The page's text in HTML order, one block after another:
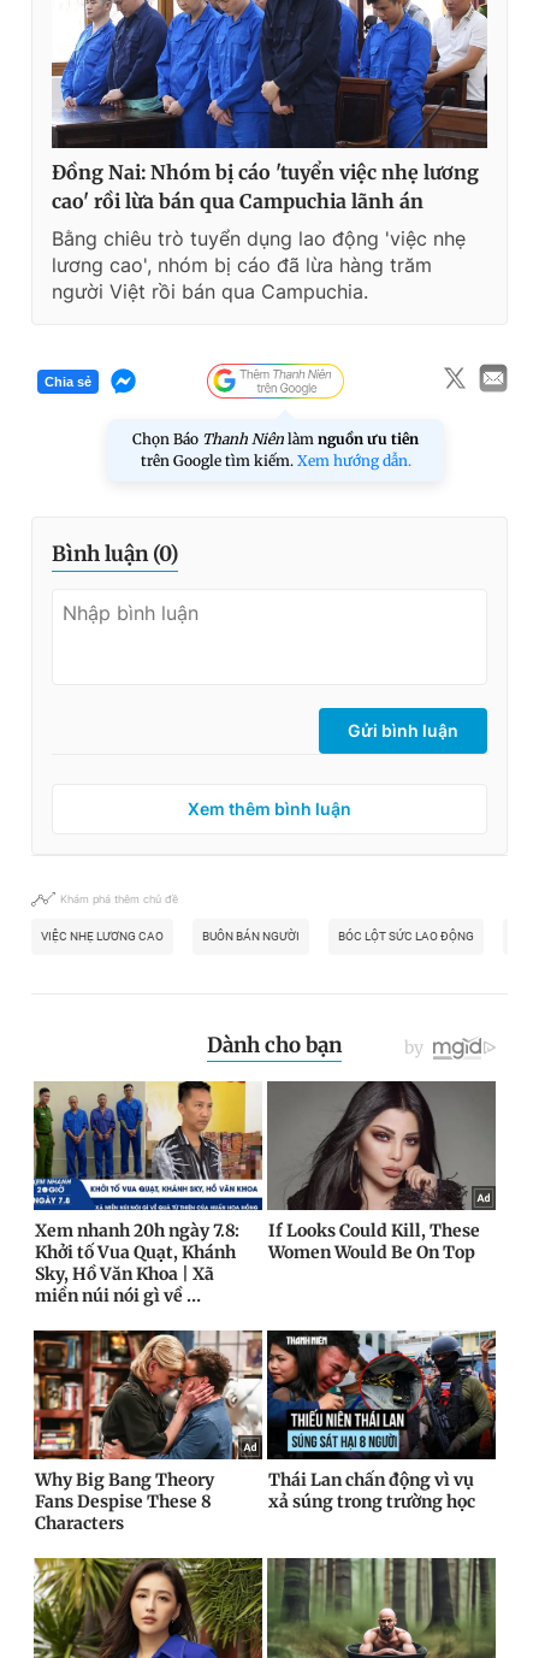
Đồng Nai: Nhóm bị cáo 'tuyển việc nhẹ lương
cao' rồi lừa bán qua Campuchia lãnh án
Bằng chiêu trò tuyển dụng lao động 'việc nhẹ
lương cao', nhóm bị cáo đã lừa hàng trăm
người Việt rồi bán qua Campuchia.
Chia sẻ
Chọn Báo Thanh Niên làm nguồn ưu tiên
trên Google tìm kiếm. Xem hướng dẫn.
Bình luận (0)
Gửi bình luận
Xem thêm bình luận
Khám phá thêm chủ đề
VIỆC NHẸ LƯƠNG CAO BUÔN BÁN NGƯỜI BÓC LỘT SỨC LAO ĐỘNG